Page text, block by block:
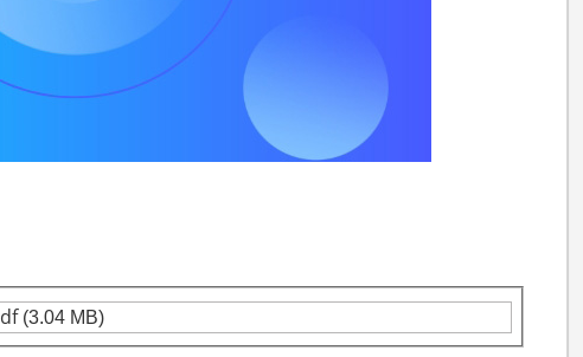
(3.04 MB)